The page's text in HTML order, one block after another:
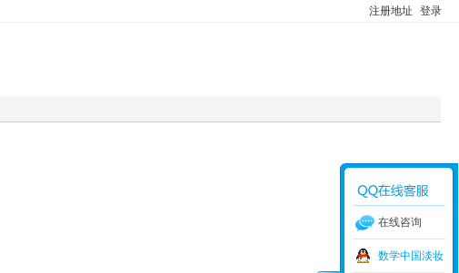
注册地址 登录
在线咨询
数学中国淡妆